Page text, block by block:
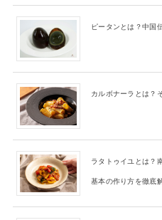
ピータンとは？中国
カルボナーラとは？
ラタトゥイユとは？
基本の作り方を徹底